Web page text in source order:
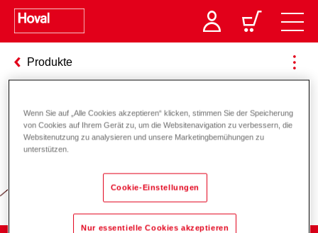
Produkte
Verantwortung für Energie und
Wenn Sie auf „Alle Cookies akzeptieren“ klicken, stimmen Sie der Speicherung
von Cookies auf Ihrem Gerät zu, um die Websitenavigation zu verbessern, die
Websitenutzung zu analysieren und unsere Marketingbemühungen zu
unterstützen.
Cookie-Einstellungen
Nur essentielle Cookies akzeptieren